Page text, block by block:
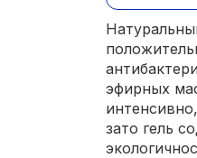
эфирных
зато гель